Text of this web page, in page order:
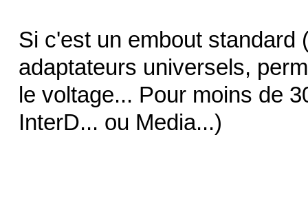
Si c'est un embout standard
adaptateurs universels,
le voltage... Pour moins de
InterD... ou Media...)